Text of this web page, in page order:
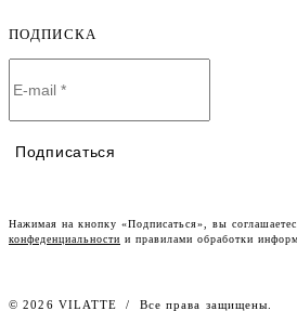
Оплата и доставка
Договор-оферта
Условия сотрудничества
Lookbook
Работа в компании
ПОДПИСКА
Подписаться
Нажимая на кнопку «Подписаться», вы
конфеденциальности и правилами обработки
© 2026 VILATTE / Все права защищены.